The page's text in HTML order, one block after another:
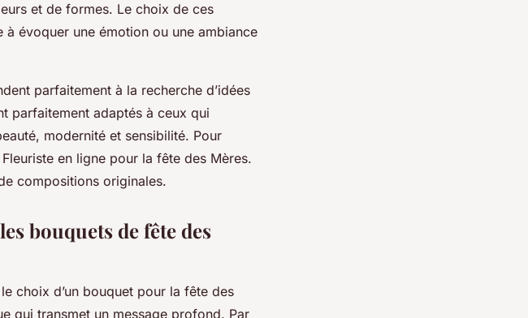
et de formes. Le choix de ces
à évoquer une émotion ou une ambiance
parfaitement à la recherche d’idées
parfaitement adaptés à ceux qui
modernité et sensibilité. Pour
en ligne pour la fête des Mères.
compositions originales.
bouquets de fête des
choix d’un bouquet pour la fête des
qui transmet un message profond. Par